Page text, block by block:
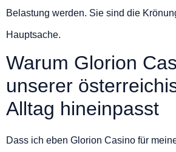
Belastung werden. Sie sind die
Hauptsache.
Warum Glorion
unserer
Alltag hineinpasst
Dass ich eben Glorion Casino für